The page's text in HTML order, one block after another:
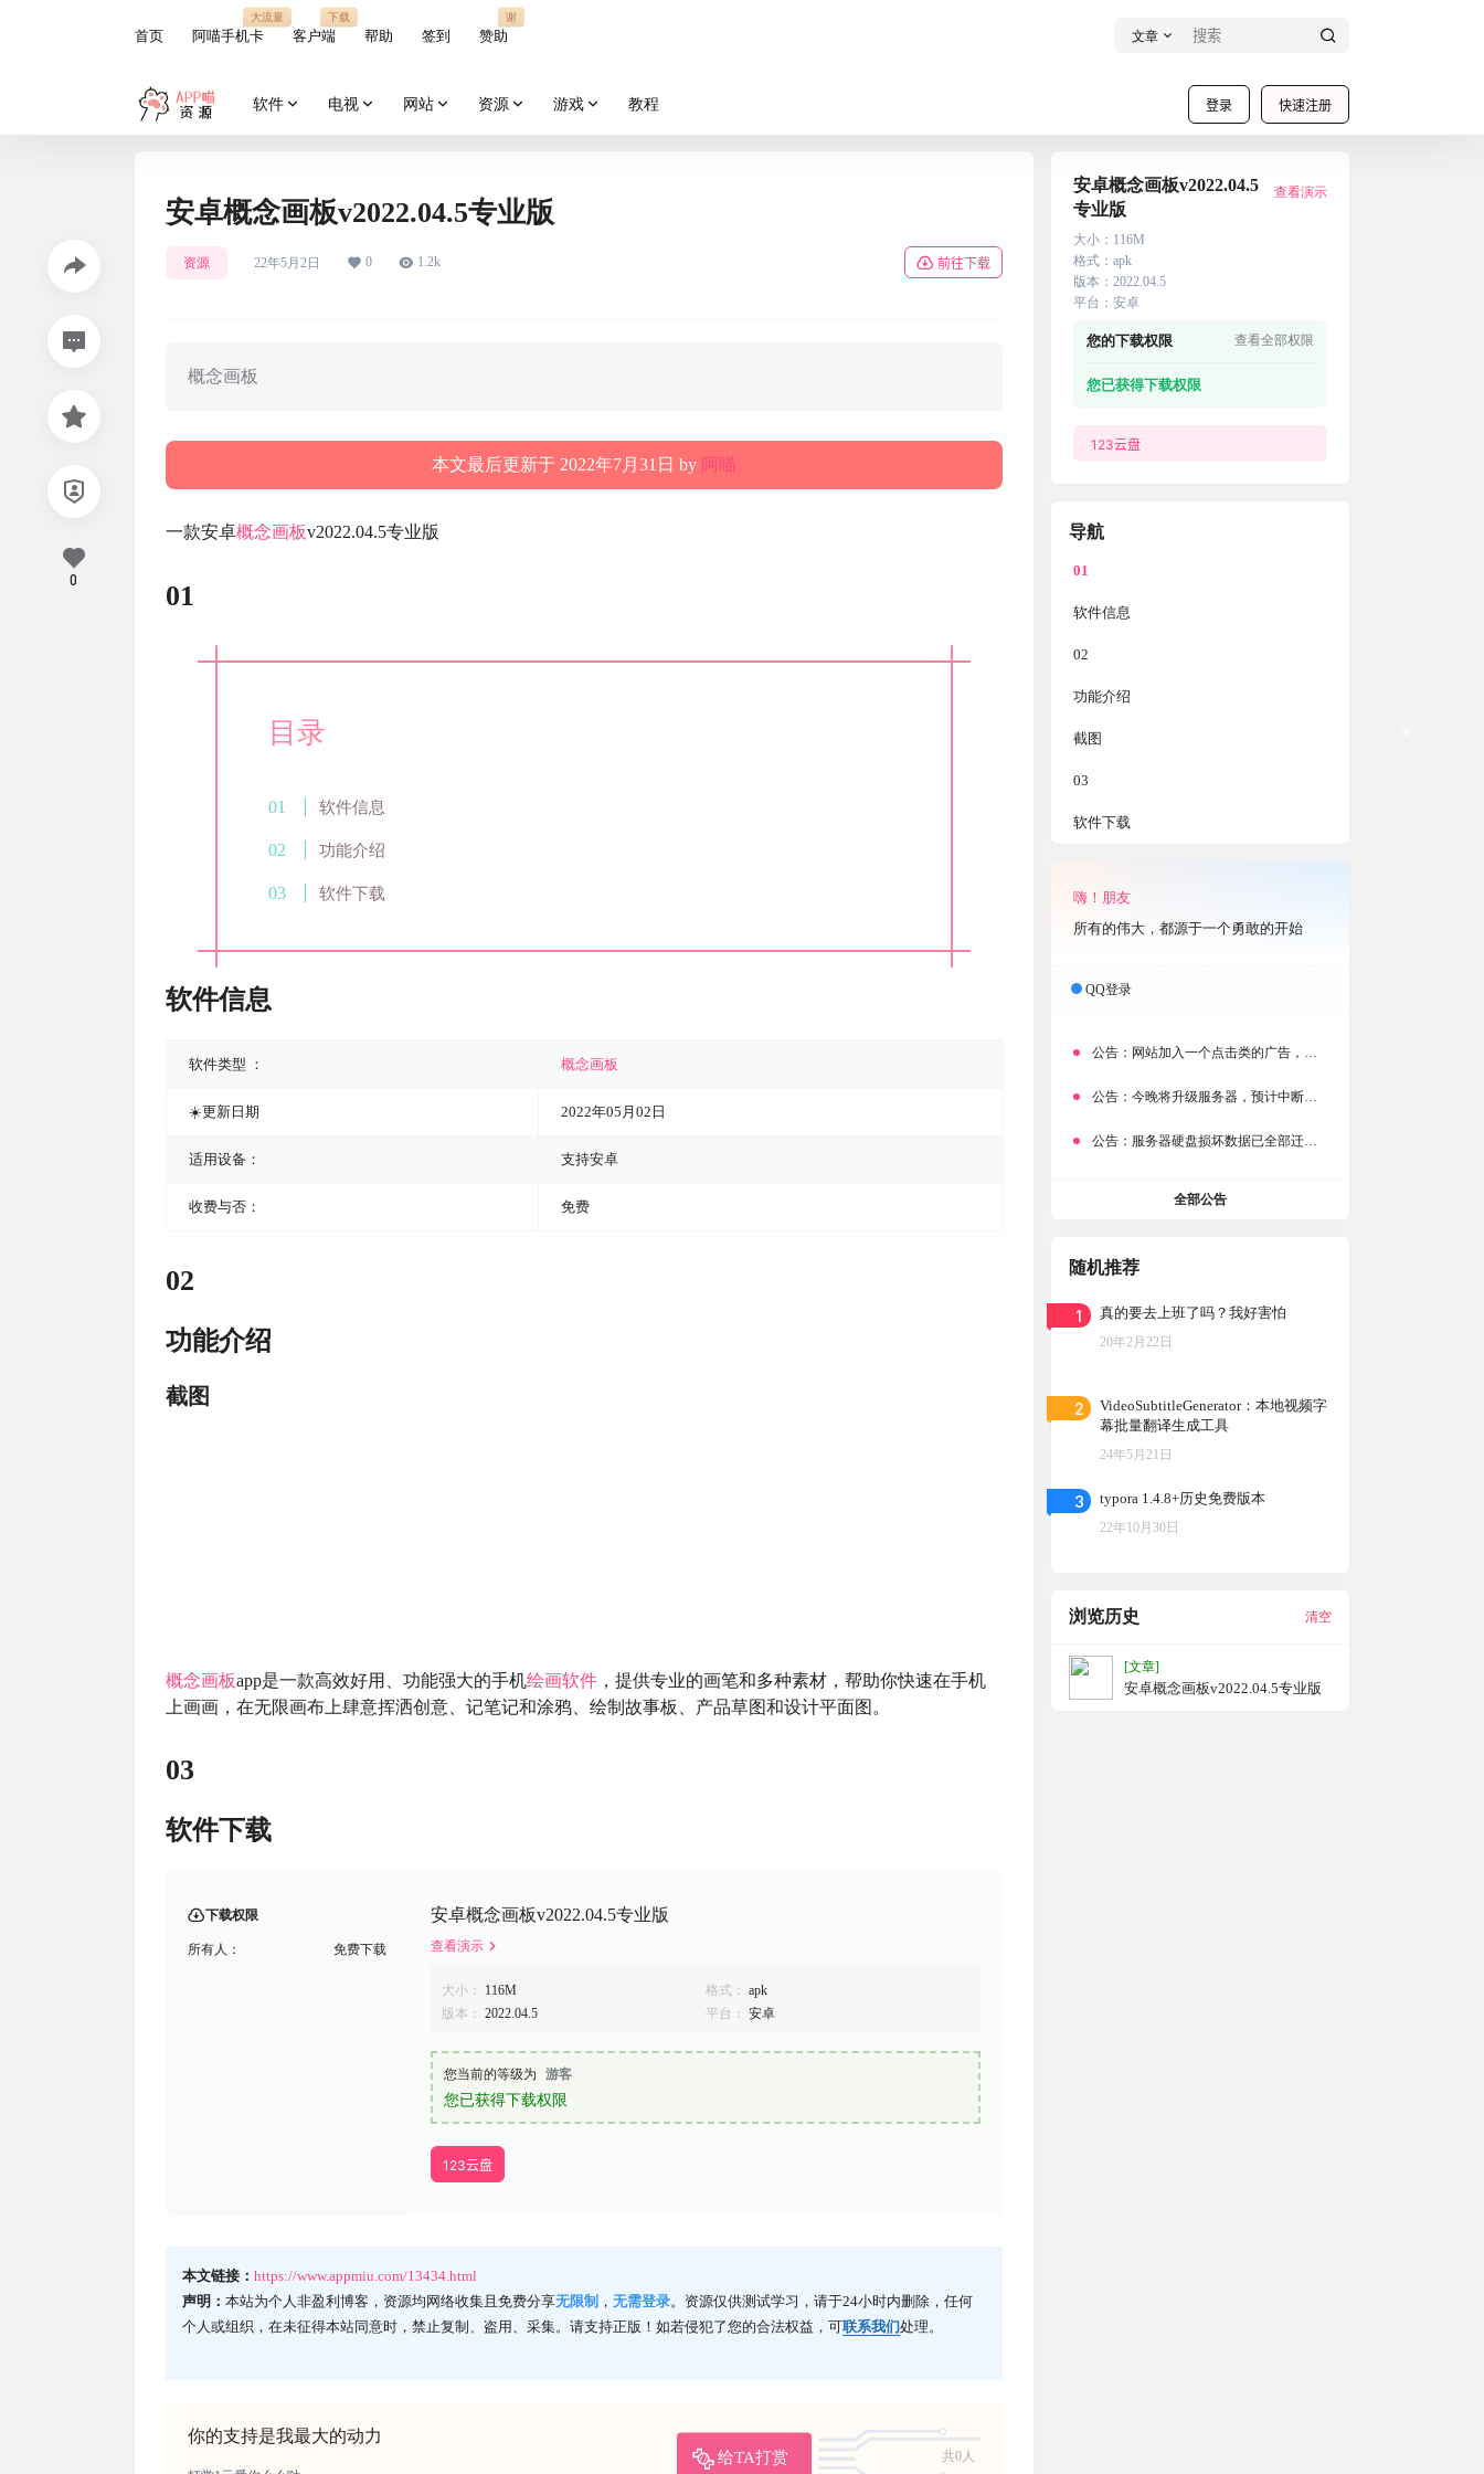
首页 阿喵手机卡
大流量
客户端
下载
帮助 签到 赞助
谢
文章
登录 快速注册
软件 电视 网站 资源 游戏 教程
安卓概念画板v2022.04.5专业版
资源 22年5月2日 0 1.2k 前往下载
概念画板
本文最后更新于 2022年7月31日 by 阿喵
一款安卓概念画板v2022.04.5专业版
01
目录
软件信息
功能介绍
软件下载
软件信息
软件类型 ： 概念画板
☀️更新日期 2022年05月02日
适用设备： 支持安卓
收费与否： 免费
02
功能介绍
截图
概念画板app是一款高效好用、功能强大的手机绘画软件 ，提供专业的画笔和多种素材，帮助你快速在手机
上画画，在无限画布上肆意挥洒创意、记笔记和涂鸦、绘制故事板、产品草图和设计平面图。
03
软件下载
下载权限
所有人： 免费下载
安卓概念画板v2022.04.5专业版
查看演示
大小： 116M 格式： apk
版本： 2022.04.5 平台： 安卓
您当前的等级为 游客
您已获得下载权限
123云盘
本文链接： https://www.appmiu.com/13434.html
声明： 本站为个人非盈利博客，资源均网络收集且免费分享无限制 ， 无需登录。资源仅供测试学习，请于24小时内删除，任何
个人或组织，在未征得本站同意时，禁止复制、盗用、采集。请支持正版！如若侵犯了您的合法权益，可联系我们处理。
你的支持是我最大的动力
给TA打赏
共0人
0
安卓概念画板v2022.04.5
专业版
查看演示
大小 ： 116M
格式 ： apk
版本 ： 2022.04.5
平台 ： 安卓
您的下载权限 查看全部权限
您已获得下载权限
123云盘
导航
01
软件信息
02
功能介绍
截图
03
软件下载
嗨！朋友
所有的伟大，都源于一个勇敢的开始
QQ登录
公告： 网站加入一个点击类的广告，大家点击下载按钮需要注意
公告： 今晚将升级服务器，预计中断时常为1分钟
公告： 服务器硬盘损坏数据已全部迁移备份，网站恢复完成！
全部公告
随机推荐
1 真的要去上班了吗？我好害怕
20年2月22日
2
VideoSubtitleGenerator：本地视频字
幕批量翻译生成工具
24年5月21日
3 typora 1.4.8+历史免费版本
22年10月30日
浏览历史 清空
[文章]
安卓概念画板v2022.04.5专业版